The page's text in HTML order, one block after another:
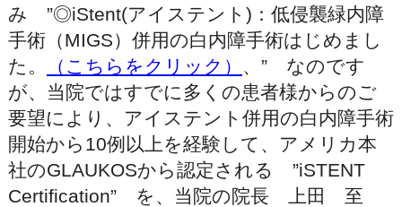
み ”◎iStent(アイステント)：低侵襲緑内障
手術（MIGS）併用の白内障手術はじめまし
た。
（こちらをクリック）
、” なのです
が、当院ではすでに多くの患者様からのご
要望により、アイステント併用の白内障手術
開始から10例以上を経験して、アメリカ本
社のGLAUKOSから認定される ”iSTENT
Certification” を、当院の院長 上田 至